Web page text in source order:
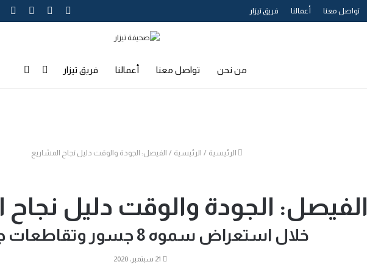
تواصل معنا أعمالنا فريق تيزار يوتيوب تويتر
فيسبوك
من نحن تواصل معنا أعمالنا فريق تيزار إضافة
الرئيسية / الرئيسية / الفيصل: الجودة والوقت دليل نجاح المشاريع
الفيصل: الجودة والوقت دليل نجاح
خلال استعراض سموه 8 جسور وتقاطعات جديدة
21 سبتمبر، 2020